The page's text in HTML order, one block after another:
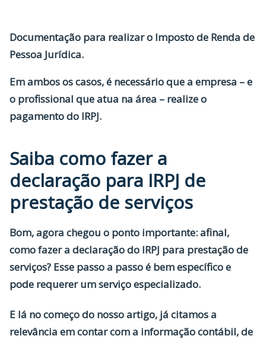
Documentação para realizar o Imposto de Renda de
Pessoa Jurídica.
Em ambos os casos, é necessário que a empresa – e
o profissional que atua na área – realize o
pagamento do IRPJ.
Saiba como fazer a
declaração para IRPJ de
prestação de serviços
Bom, agora chegou o ponto importante: afinal,
como fazer a declaração do IRPJ para prestação de
serviços? Esse passo a passo é bem específico e
pode requerer um serviço especializado.
E lá no começo do nosso artigo, já citamos a
relevância em contar com a informação contábil, de